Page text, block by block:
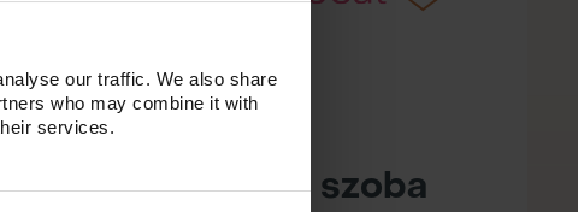
our traffic. We also share
who may combine it with
services.
XIII. kerület
71.29 m / 3 szoba